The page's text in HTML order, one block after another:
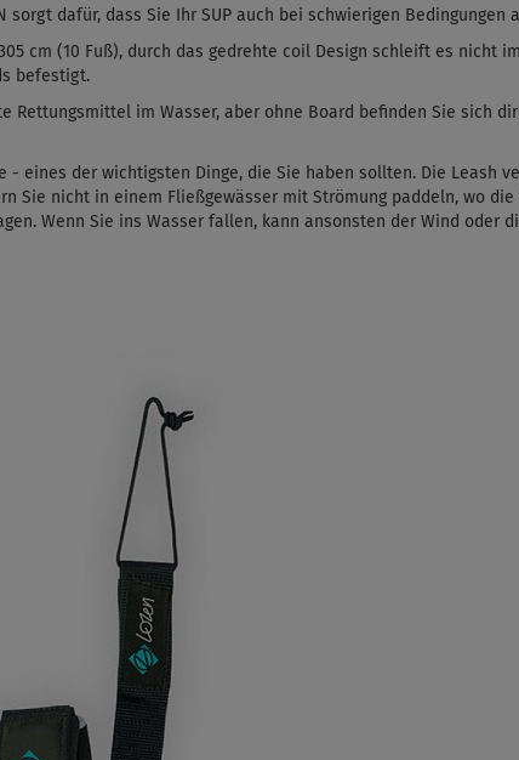
sorgt dafür, dass Sie Ihr SUP auch bei schwierigen
cm (10 Fuß), durch das gedrehte coil Design schleift es nicht
befestigt.
Rettungsmittel im Wasser, aber ohne Board befinden Sie sich
eines der wichtigsten Dinge, die Sie haben sollten. Die Leash
Sie nicht in einem Fließgewässer mit Strömung paddeln, wo
Wenn Sie ins Wasser fallen, kann ansonsten der Wind oder